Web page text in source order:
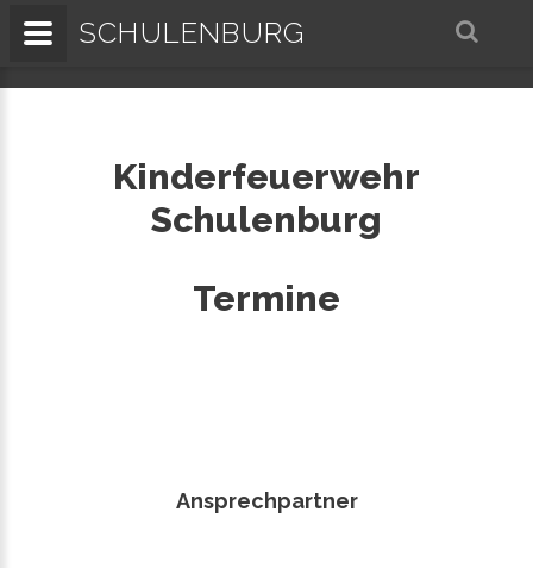
Kinderfeuerwehr
Schulenburg
Termine
Ansprechpartner
SCHULENBURG